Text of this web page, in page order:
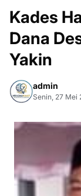
Kades
Dana
Yakin
admin
Senin, 27 Mei